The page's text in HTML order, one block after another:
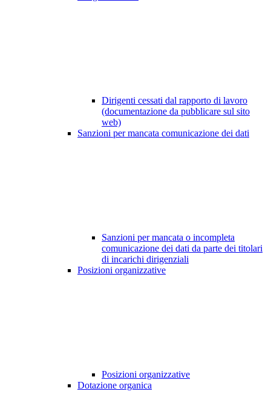
Dirigenti cessati dal rapporto di lavoro
(documentazione da pubblicare sul sito
web)
Sanzioni per mancata comunicazione dei dati
Sanzioni per mancata o incompleta
comunicazione dei dati da parte dei titolari
di incarichi dirigenziali
Posizioni organizzative
Posizioni organizzative
Dotazione organica